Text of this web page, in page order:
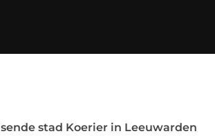
stad Koerier in Leeuwarden